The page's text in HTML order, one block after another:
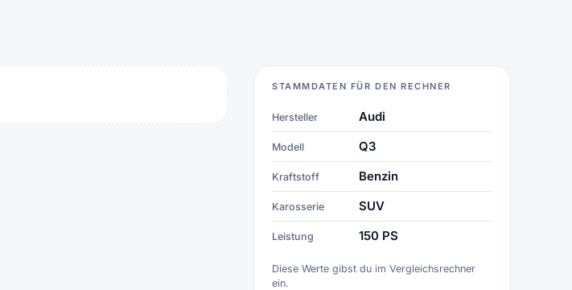
STAMMDATEN FÜR DEN RECHNER
Hersteller Audi
Modell Q3
Kraftstoff Benzin
Karosserie SUV
Leistung 150 PS
Diese Werte gibst du im Vergleichsrechner
ein.